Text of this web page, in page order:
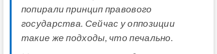
попирали принцип правового
государства. Сейчас у оппозиции
такие же подходы, что печально.